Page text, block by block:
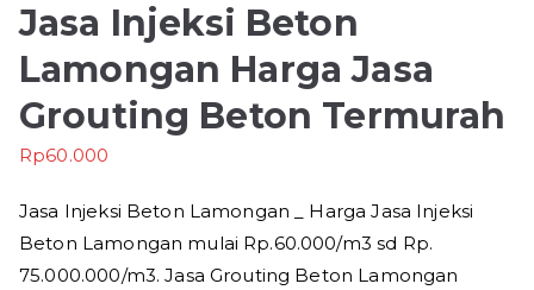
Jasa Injeksi Beton
Lamongan Harga Jasa
Grouting Beton Termurah
Rp60.000
Jasa Injeksi Beton Lamongan _ Harga Jasa Injeksi
Beton Lamongan mulai Rp.60.000/m3 sd Rp.
75.000.000/m3. Jasa Grouting Beton Lamongan